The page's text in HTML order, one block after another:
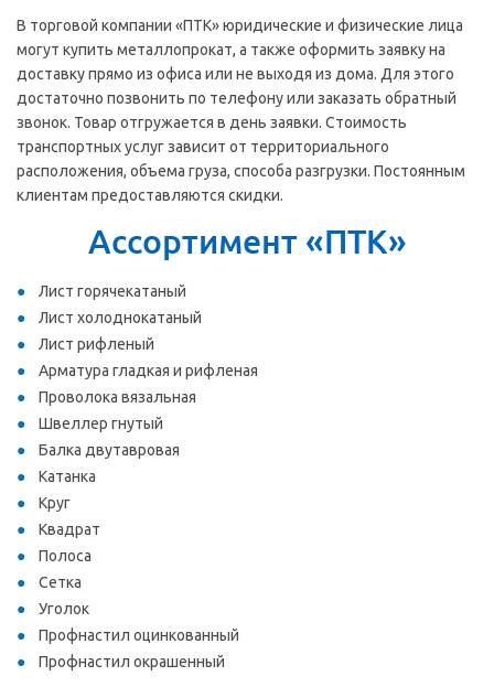
В торговой компании «ПТК» юридические и физические лица
могут купить металлопрокат, а также оформить заявку на
доставку прямо из офиса или не выходя из дома. Для этого
достаточно позвонить по телефону или заказать обратный
звонок. Товар отгружается в день заявки. Стоимость
транспортных услуг зависит от территориального
расположения, объема груза, способа разгрузки. Постоянным
клиентам предоставляются скидки.
Ассортимент «ПТК»
Лист горячекатаный
Лист холоднокатаный
Лист рифленый
Арматура гладкая и рифленая
Проволока вязальная
Швеллер гнутый
Балка двутавровая
Катанка
Круг
Квадрат
Полоса
Сетка
Уголок
Профнастил оцинкованный
Профнастил окрашенный